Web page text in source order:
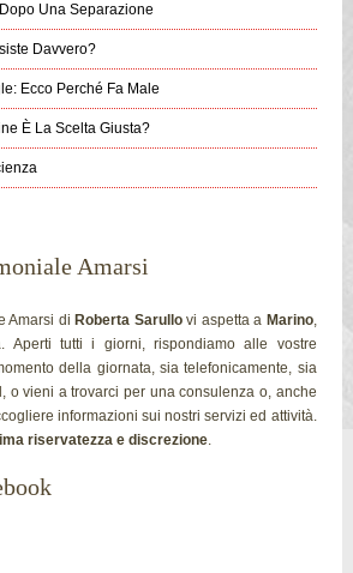
Una Separazione
Davvero?
Ecco Perché Fa Male
È La Scelta Giusta?
Amarsi
Amarsi di Roberta Sarullovi aspetta a Marino,
Aperti tutti i giorni, rispondiamo alle vostre
della giornata, sia telefonicamente, sia
o vieni a trovarci per una consulenza o, anche
informazioni sui nostri servizi ed attività.
riservatezza e discrezione.